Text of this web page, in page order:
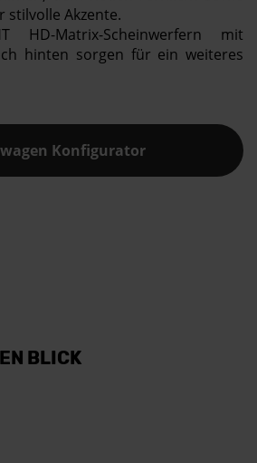
stilvolle Akzente.
HD-Matrix-Scheinwerfern mit
hinten sorgen für ein weiteres
Konfigurator
BLICK